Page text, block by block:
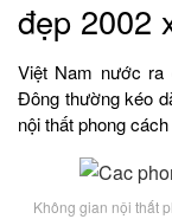
đẹp 2002
Việt Nam nước ra
Đông thường kéo
nội thất phong
Không gian nội thất